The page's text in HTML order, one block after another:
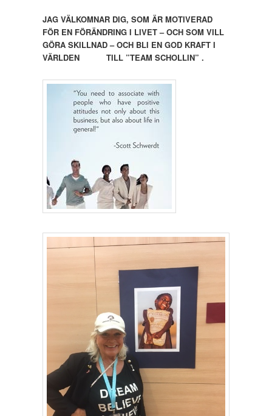
JAG VÄLKOMNAR DIG, SOM ÄR MOTIVERAD
FÖR EN FÖRÄNDRING I LIVET – OCH SOM VILL
GÖRA SKILLNAD – OCH BLI EN GOD KRAFT I
VÄRLDEN TILL ”TEAM SCHOLLIN” .